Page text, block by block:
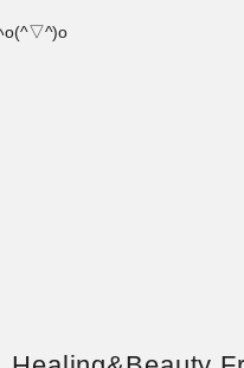
o(^▽^)o